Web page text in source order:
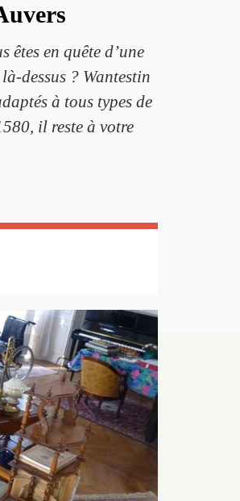
êtes en quête d’une
dessus ? Wantestin
à tous types de
il reste à votre